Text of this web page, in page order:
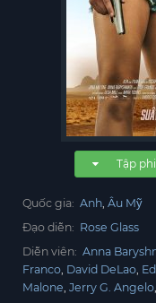
Tập
Quốc gia: Anh Âu Mỹ
Đạo diễn: Rose Glass
Diễn viên: Anna
Franco David DeLao
Malone Jerry G. Angelo